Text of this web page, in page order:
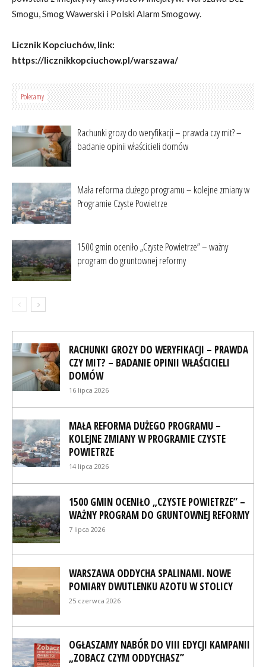
Smogu, Smog Wawerski i Polski Alarm Smogowy.
Licznik Kopciuchów, link:
https://licznikkopciuchow.pl/warszawa/
Polecamy
Rachunki grozy do weryfikacji – prawda czy mit? –
badanie opinii właścicieli domów
Mała reforma dużego programu – kolejne zmiany w
Programie Czyste Powietrze
1500 gmin oceniło „Czyste Powietrze” – ważny
program do gruntownej reformy
RACHUNKI GROZY DO WERYFIKACJI – PRAWDA
CZY MIT? – BADANIE OPINII WŁAŚCICIELI
DOMÓW
16 lipca 2026
MAŁA REFORMA DUŻEGO PROGRAMU –
KOLEJNE ZMIANY W PROGRAMIE CZYSTE
POWIETRZE
14 lipca 2026
1500 GMIN OCENIŁO „CZYSTE POWIETRZE” –
WAŻNY PROGRAM DO GRUNTOWNEJ REFORMY
7 lipca 2026
WARSZAWA ODDYCHA SPALINAMI. NOWE
POMIARY DWUTLENKU AZOTU W STOLICY
25 czerwca 2026
OGŁASZAMY NABÓR DO VIII EDYCJI KAMPANII
„ZOBACZ CZYM ODDYCHASZ”